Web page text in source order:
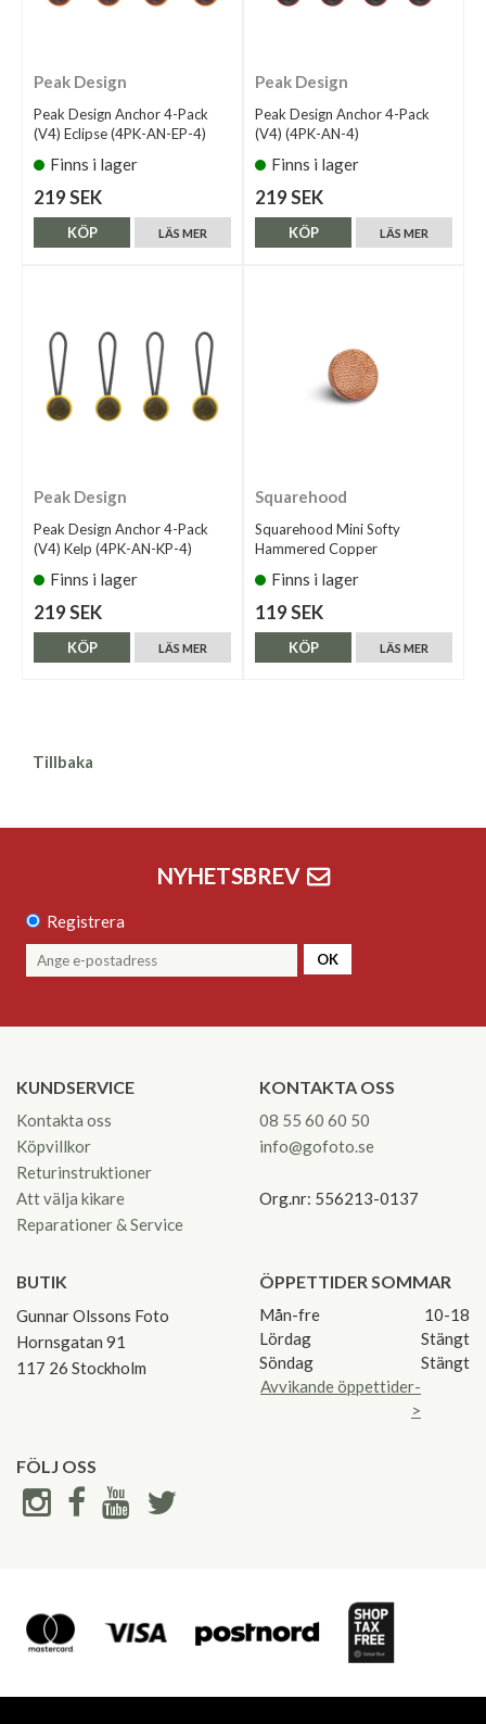
Peak Design
Peak Design Anchor 4-Pack
(V4) Eclipse (4PK-AN-EP-4)
Finns i lager
219 SEK
LÄS MER
KÖP
Peak Design
Peak Design Anchor 4-Pack
(V4) (4PK-AN-4)
Finns i lager
219 SEK
LÄS MER
KÖP
Peak Design
Peak Design Anchor 4-Pack
(V4) Kelp (4PK-AN-KP-4)
Finns i lager
219 SEK
LÄS MER
KÖP
Squarehood
Squarehood Mini Softy
Hammered Copper
Finns i lager
119 SEK
LÄS MER
KÖP
Tillbaka
NYHETSBREV
Registrera
OK
KUNDSERVICE
Kontakta oss
Köpvillkor
Returinstruktioner
Att välja kikare
Reparationer & Service
KONTAKTA OSS
08 55 60 60 50
info@gofoto.se
Org.nr: 556213-0137
BUTIK
Gunnar Olssons Foto
Hornsgatan 91
117 26 Stockholm
ÖPPETTIDER SOMMAR
Mån-fre
10-18
Lördag
Stängt
Söndag
Stängt
Avvikande öppettider-
>
FÖLJ OSS